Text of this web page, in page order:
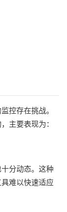
控存在挑战。
主要表现为：
分动态。这种
难以快速适应